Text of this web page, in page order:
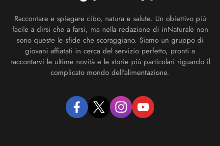
Raccontare e spiegare cibo, natura e salute. Un obiettivo più
facile a dirsi che a farsi, ma nella redazione di inNaturale non
sono queste le sfide che scoraggiano. Siamo un gruppo di
giovani affiatati in cerca del servizio perfetto, pronti a
raccontarvi le ultime novità e le storie più particolari riguardo il
complicato mondo dell’alimentazione.
facebooktwitter instagramyoutube